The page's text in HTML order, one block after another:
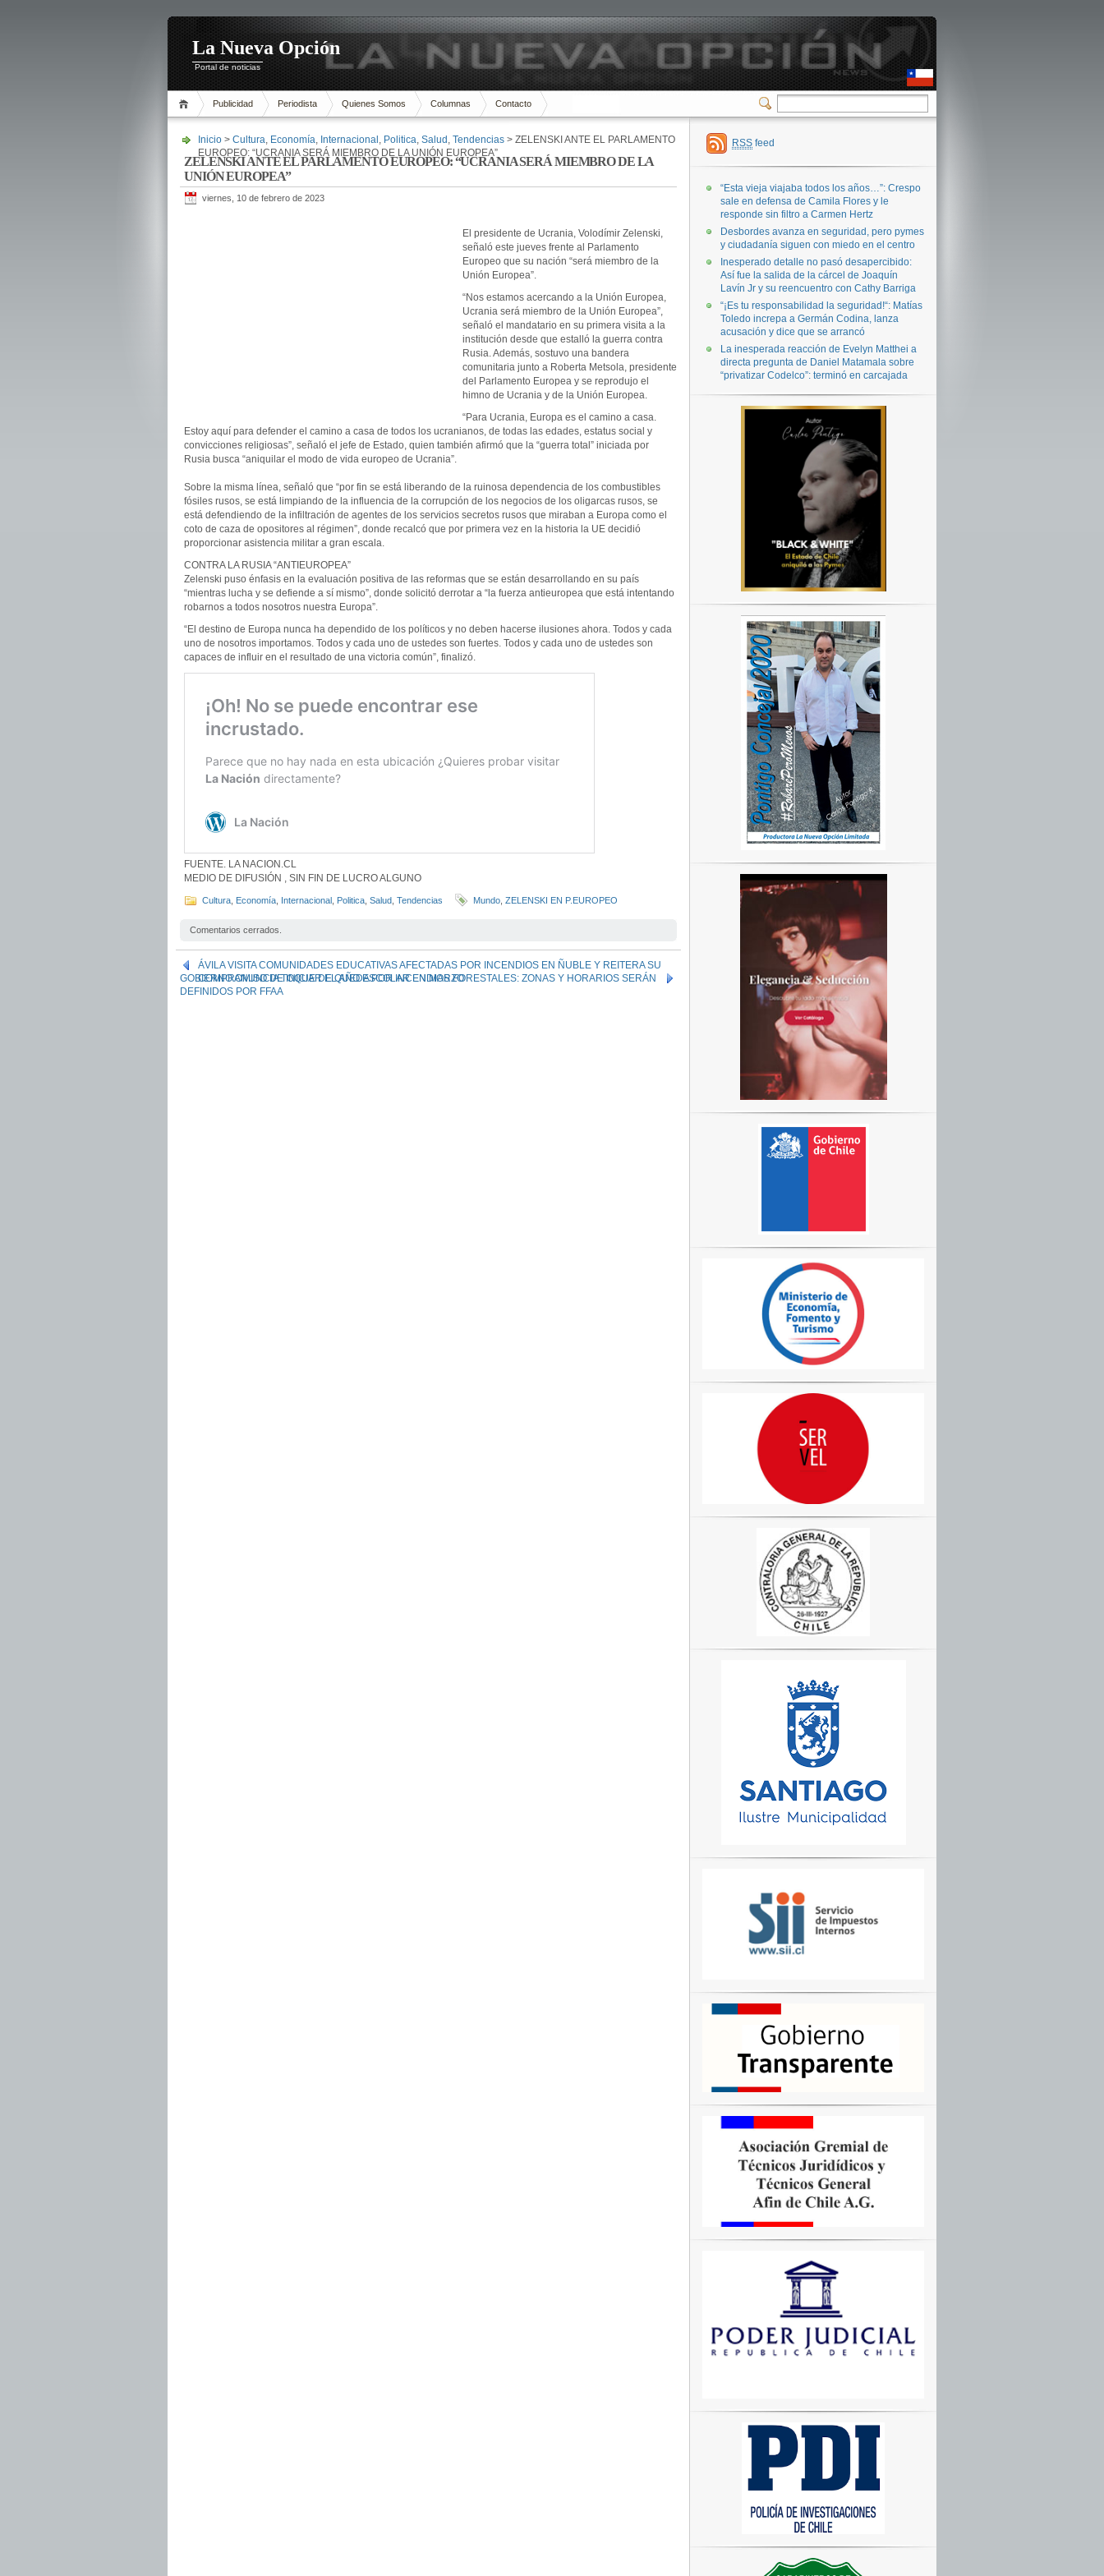
La Nueva Opción
Portal de noticias
Publicidad Periodista Quienes Somos Columnas Contacto
Inicio > Cultura, Economía, Internacional , Politica, Salud , Tendencias > ZELENSKI ANTE EL PARLAMENTO
EUROPEO: “UCRANIA SERÁ MIEMBRO DE LA UNIÓN EUROPEA”
ZELENSKI ANTE EL PARLAMENTO EUROPEO: “UCRANIA SERÁ MIEMBRO DE LA
UNIÓN EUROPEA”
viernes, 10 de febrero de 2023
El presidente de Ucrania, Volodímir Zelenski,
señaló este jueves frente al Parlamento
Europeo que su nación “será miembro de la
Unión Europea”.
“Nos estamos acercando a la Unión Europea,
Ucrania será miembro de la Unión Europea”,
señaló el mandatario en su primera visita a la
institución desde que estalló la guerra contra
Rusia. Además, sostuvo una bandera
comunitaria junto a Roberta Metsola, presidente
del Parlamento Europea y se reprodujo el
himno de Ucrania y de la Unión Europea.
“Para Ucrania, Europa es el camino a casa.
Estoy aquí para defender el camino a casa de todos los ucranianos, de todas las edades, estatus social y
convicciones religiosas”, señaló el jefe de Estado, quien también afirmó que la “guerra total” iniciada por
Rusia busca “aniquilar el modo de vida europeo de Ucrania”.
Sobre la misma línea, señaló que “por fin se está liberando de la ruinosa dependencia de los combustibles
fósiles rusos, se está limpiando de la influencia de la corrupción de los negocios de los oligarcas rusos, se
está defendiendo de la infiltración de agentes de los servicios secretos rusos que miraban a Europa como el
coto de caza de opositores al régimen”, donde recalcó que por primera vez en la historia la UE decidió
proporcionar asistencia militar a gran escala.
CONTRA LA RUSIA “ANTIEUROPEA”
Zelenski puso énfasis en la evaluación positiva de las reformas que se están desarrollando en su país
“mientras lucha y se defiende a sí mismo”, donde solicitó derrotar a “la fuerza antieuropea que está intentando
robarnos a todos nosotros nuestra Europa”.
“El destino de Europa nunca ha dependido de los políticos y no deben hacerse ilusiones ahora. Todos y cada
uno de nosotros importamos. Todos y cada uno de ustedes son fuertes. Todos y cada uno de ustedes son
capaces de influir en el resultado de una victoria común”, finalizó.
FUENTE. LA NACION.CL
MEDIO DE DIFUSIÓN , SIN FIN DE LUCRO ALGUNO
Cultura Economía Internacional Politica Salud Tendencias Mundo ZELENSKI EN P.EUROPEO
Comentarios cerrados.
ÁVILA VISITA COMUNIDADES EDUCATIVAS AFECTADAS POR INCENDIOS EN ÑUBLE Y REITERA SU
COMPROMISO DE INICIAR EL AÑO ESCOLAR EN MARZO
GOBIERNO ANUNCIA TOQUE DE QUEDA POR INCENDIOS FORESTALES: ZONAS Y HORARIOS SERÁN
DEFINIDOS POR FFAA
RSS feed
“Esta vieja viajaba todos los años…”: Crespo
sale en defensa de Camila Flores y le
responde sin filtro a Carmen Hertz
Desbordes avanza en seguridad, pero pymes
y ciudadanía siguen con miedo en el centro
Inesperado detalle no pasó desapercibido:
Así fue la salida de la cárcel de Joaquín
Lavín Jr y su reencuentro con Cathy Barriga
“¡Es tu responsabilidad la seguridad!“: Matías
Toledo increpa a Germán Codina, lanza
acusación y dice que se arrancó
La inesperada reacción de Evelyn Matthei a
directa pregunta de Daniel Matamala sobre
“privatizar Codelco”: terminó en carcajada